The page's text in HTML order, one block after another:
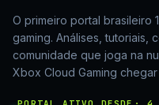
O primeiro portal brasileiro
gaming. Análises, tutoriais,
comunidade que joga na
Xbox Cloud Gaming chegar